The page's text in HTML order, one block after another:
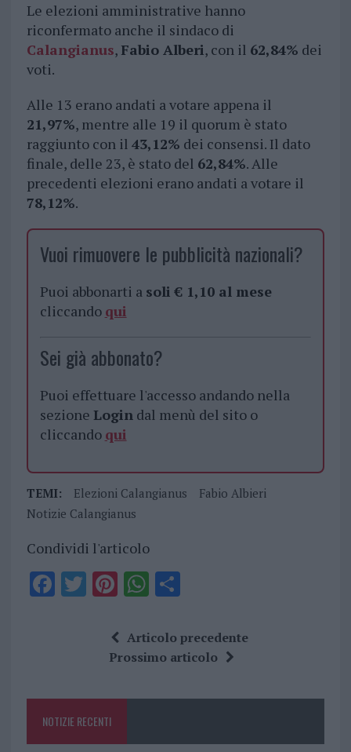
Le elezioni amministrative hanno
riconfermato anche il sindaco di
Calangianus, Fabio Alberi, con il 62,84% dei
voti.
Alle 13 erano andati a votare appena il
21,97%, mentre alle 19 il quorum è stato
raggiunto con il 43,12% dei consensi. Il dato
finale, delle 23, è stato del 62,84%. Alle
precedenti elezioni erano andati a votare il
78,12%.
Vuoi rimuovere le pubblicità nazionali?
Puoi abbonarti a soli € 1,10 al mese
cliccando qui
Sei già abbonato?
Puoi effettuare l'accesso andando nella
sezione Logindal menù del sito o
cliccando qui
TEMI: Elezioni Calangianus
Fabio Albieri
Notizie Calangianus
Condividi l'articolo
F
o
k
T Pi
te
re
W
at
s
p
S
a
re
Articolo precedente
Prossimo articolo
NOTIZIE RECENTI